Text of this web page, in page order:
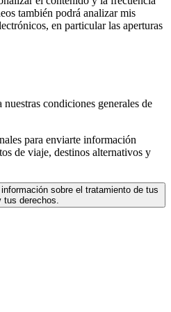
también podrá analizar mis
en particular las aperturas
nuestras condiciones generales de
para enviarte información
de viaje, destinos alternativos y
sobre el tratamiento de tus
tus derechos.